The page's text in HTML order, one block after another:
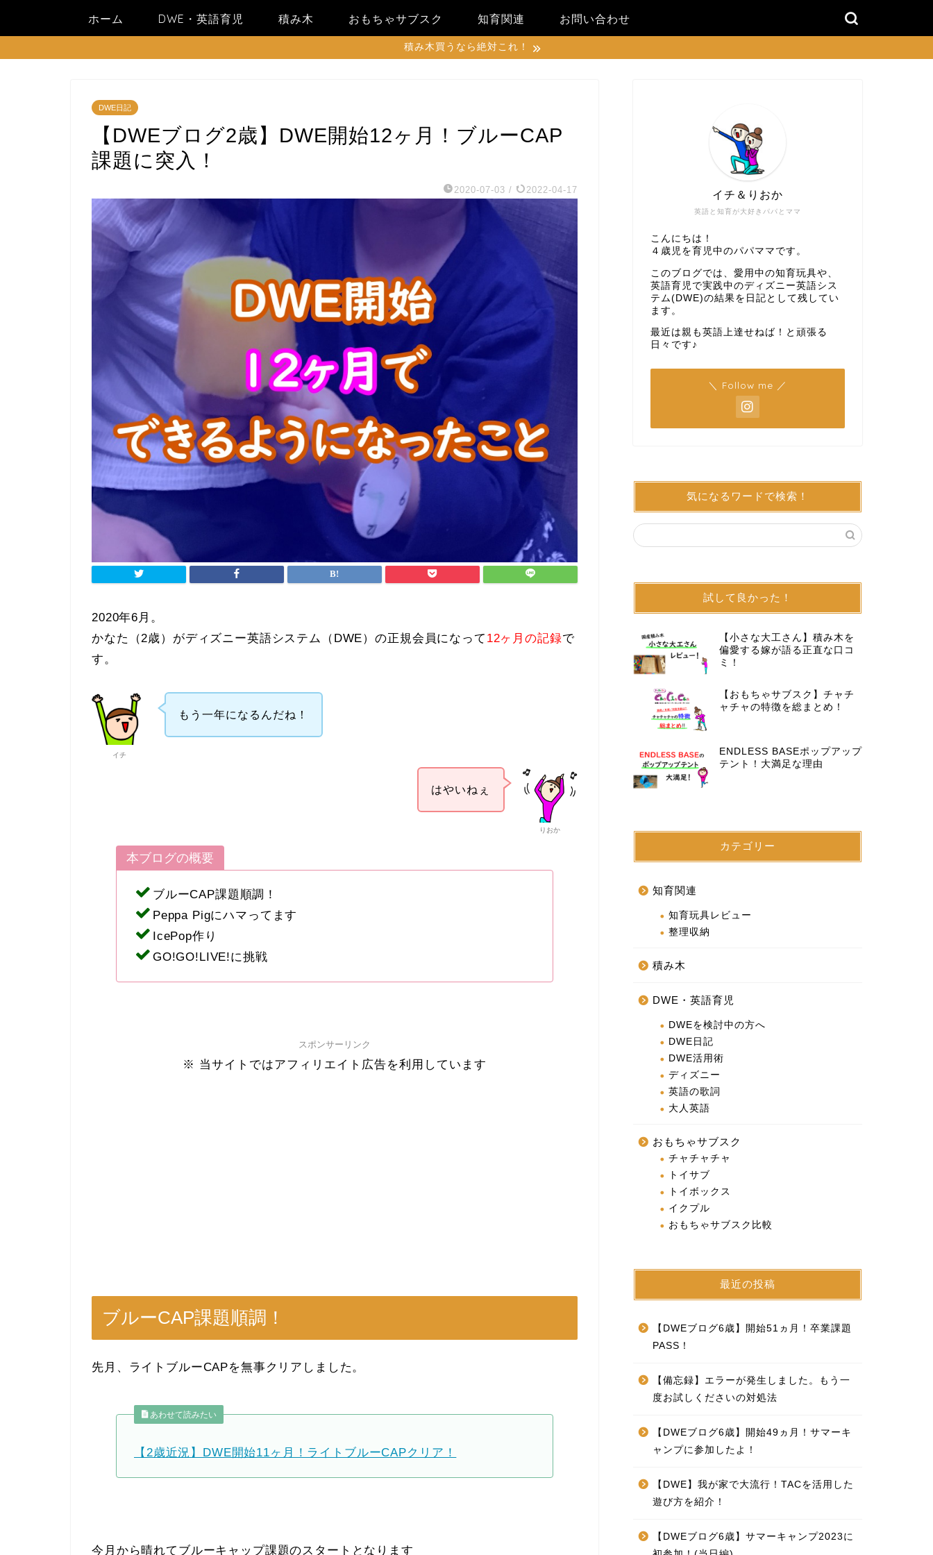
ホーム DWE・英語育児 積み木 おもちゃサブスク 知育関連 お問い合わせ
積み木買うなら絶対これ！
DWE日記
【DWEブログ2歳】DWE開始12ヶ月！ブルーCAP
課題に突入！
2020-07-03 / 2022-04-17
2020年6月。
かなた（2歳）がディズニー英語システム（DWE）の正規会員になって 12ヶ月の記録で
す。
イチ
もう一年になるんだね！
りおか
はやいねぇ
本ブログの概要
ブルーCAP課題順調！
Peppa Pigにハマってます
IcePop作り
GO!GO!LIVE!に挑戦
スポンサーリンク
※ 当サイトではアフィリエイト広告を利用しています
ブルーCAP課題順調！
先月、ライトブルーCAPを無事クリアしました。
あわせて読みたい
【2歳近況】DWE開始11ヶ月！ライトブルーCAPクリア！
今月から晴れてブルーキャップ課題のスタートとなります
英語と知育が大好きパパとママ
イチ＆りおか
こんにちは！
４歳児を育児中のパパママです。
このブログでは、愛用中の知育玩具や、
英語育児で実践中のディズニー英語シス
テム(DWE)の結果を日記として残してい
ます。
最近は親も英語上達せねば！と頑張る
日々です♪
＼ Follow me ／
気になるワードで検索！
試して良かった！
【小さな大工さん】積み木を
偏愛する嫁が語る正直な口コ
ミ！
【おもちゃサブスク】チャチ
ャチャの特徴を総まとめ！
ENDLESS BASEポップアップ
テント！大満足な理由
カテゴリー
知育関連
知育玩具レビュー
整理収納
積み木
DWE・英語育児
DWEを検討中の方へ
DWE日記
DWE活用術
ディズニー
英語の歌詞
大人英語
おもちゃサブスク
チャチャチャ
トイサブ
トイボックス
イクプル
おもちゃサブスク比較
最近の投稿
【DWEブログ6歳】開始51ヵ月！卒業課題
PASS！
【備忘録】エラーが発生しました。もう一
度お試しくださいの対処法
【DWEブログ6歳】開始49ヵ月！サマーキ
ャンプに参加したよ！
【DWE】我が家で大流行！TACを活用した
遊び方を紹介！
【DWEブログ6歳】サマーキャンプ2023に